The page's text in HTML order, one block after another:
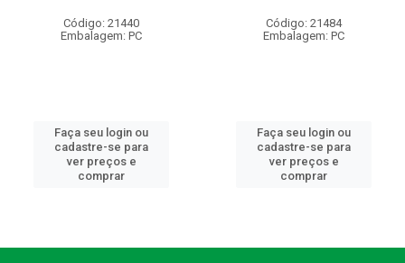
Código: 21440
Embalagem: PC
Faça seu login ou
cadastre-se para
ver preços e
comprar
Código: 21484
Embalagem: PC
Faça seu login ou
cadastre-se para
ver preços e
comprar